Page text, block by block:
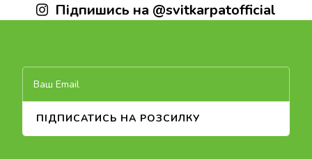
Підпишись на @svitkarpatofficial